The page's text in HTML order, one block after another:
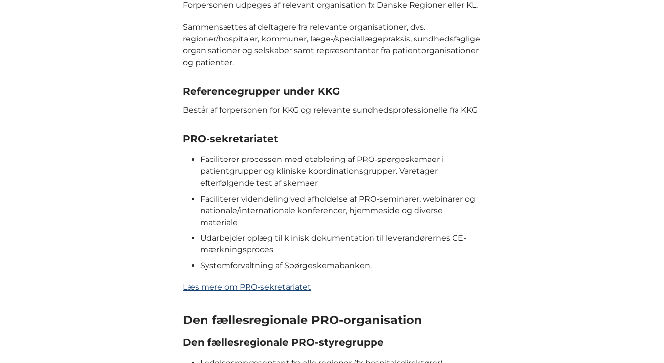
Forpersonen udpeges af relevant organisation fx Danske Regioner eller KL.
Sammensættes af deltagere fra relevante organisationer, dvs.
regioner/hospitaler, kommuner, læge-/speciallægepraksis, sundhedsfaglige
organisationer og selskaber samt repræsentanter fra patientorganisationer
og patienter.
Referencegrupper under KKG
Består af forpersonen for KKG og relevante sundhedsprofessionelle fra KKG
PRO-sekretariatet
Faciliterer processen med etablering af PRO-spørgeskemaer i
patientgrupper og kliniske koordinationsgrupper. Varetager
efterfølgende test af skemaer
Faciliterer videndeling ved afholdelse af PRO-seminarer, webinarer og
nationale/internationale konferencer, hjemmeside og diverse
materiale
Udarbejder oplæg til klinisk dokumentation til leverandørernes CE-
mærkningsproces
Systemforvaltning af Spørgeskemabanken.
Læs mere om PRO-sekretariatet
Den fællesregionale PRO-organisation
Den fællesregionale PRO-styregruppe